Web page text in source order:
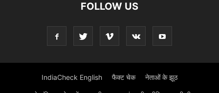
FOLLOW US
IndiaCheck English फैक्ट चेक नेताओं के झूठ